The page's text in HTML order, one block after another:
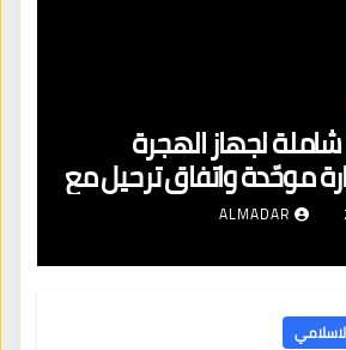
لجهاز الهجرة
موحّدة واتفاق ترحيل مع
اللبنانيين
ALMADAR